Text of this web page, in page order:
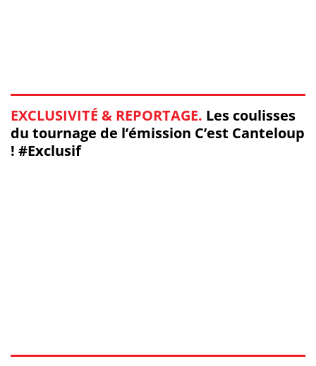
EXCLUSIVITÉ & REPORTAGE. Les coulisses
du tournage de l’émission C’est Canteloup
! #Exclusif